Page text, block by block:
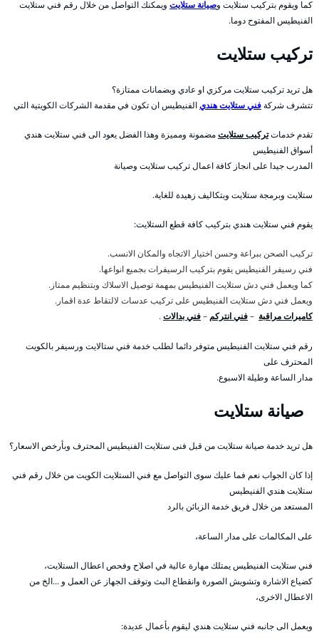
كما ويقوم بتركيب ستلايت وصيانة ستلايت ويمكنك التواصل من خلال رقم فني ستلايت
الفنيطيس المفتوح دوما.
تركيب ستلايت
هل تريد تركيب ستلايت مركزي او عادي وبضمانات ممتازة؟
تتشرف شركةفني ستلايت هنديالفنيطيس ان تكون في مقدمة الشركات الكويتية التي
تقدم خدماتتركيب ستلايتمضمونة ومميزة وهذا الفضل يعود الى فني ستلايت هندي
أسواق الفنيطيس
المدرب جيدا على انجاز كافة اعمال تركيب ستلايت وصيانة
ستلايت وبرمجة ستلايت وبتكاليف زهيدة للغاية.
يقوم فني ستلايت هندي بتركيب كافة قطع الستلايت:
تركيب الصحن ببراعة وحسن اختيار الاتجاه والمكان الانسب.
فني رسيفر الفنيطيس يقوم بتركيب الرسيفرات بجميع انواعها.
كما ويعمل فني دش ستلايت الفنيطيس بمهمة توصيل الاسلاك وبتنظيم ممتاز.
ويعمل فني دش ستلايت الفنيطيس على تركيب عدسات لالتقاط عدة اقمار.
كاميرات مراقبة –فني انتركم –فني بدالات.
رقم فني ستلايت الفنيطيس متوفر دائما لطلب خدمة فني ستالايت ورسيفر بالكويت
المحترف على
مدار الساعة وطيلة الاسبوع.
صيانة ستلايت
هل تريد خدمة صيانة ستلايت من قبل فنى ستلايت الفنيطيس المحترف وبأرخص الاسعار؟
إذا كان الجواب نعم فما عليك سوى التواصل مع فني الستلايت الكويت من خلال رقم فني
ستلايت هندي الفنيطيس
المستعد من خلال فريق خدمة الزبائن بالرد
على المكالمات على مدار الساعة،
فني ستلايت الفنيطيس يمتلك مهارة عالية في اصلاح وفحص اعطال الستلايت،
كضياع الاشارة وتشويش الصورة وانقطاع البث وتوقف الجهاز عن العمل و …الخ من
الاعطال الاخرى،
ويعمل الى جانبه فني ستلايت هندي ليقوم بأعمال عديدة: